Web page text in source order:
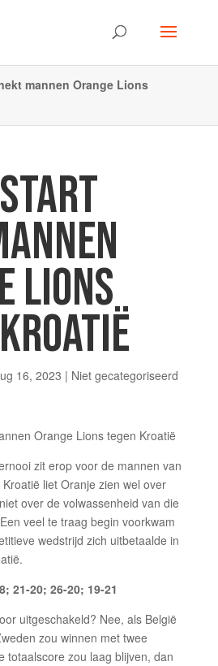
mannen Orange Lions
LIONS
16, 2023 | Niet gecategoriseerd
zit erop voor de mannen van
liet Oranje zien wel over
over de volwassenheid van die
veel te traag begin voorkwam
wedstrijd zich uitbetaalde in
21-20; 26-20; 19-21
uitgeschakeld? Nee, als België
zou winnen met twee
totaalscore zou laag blijven, dan